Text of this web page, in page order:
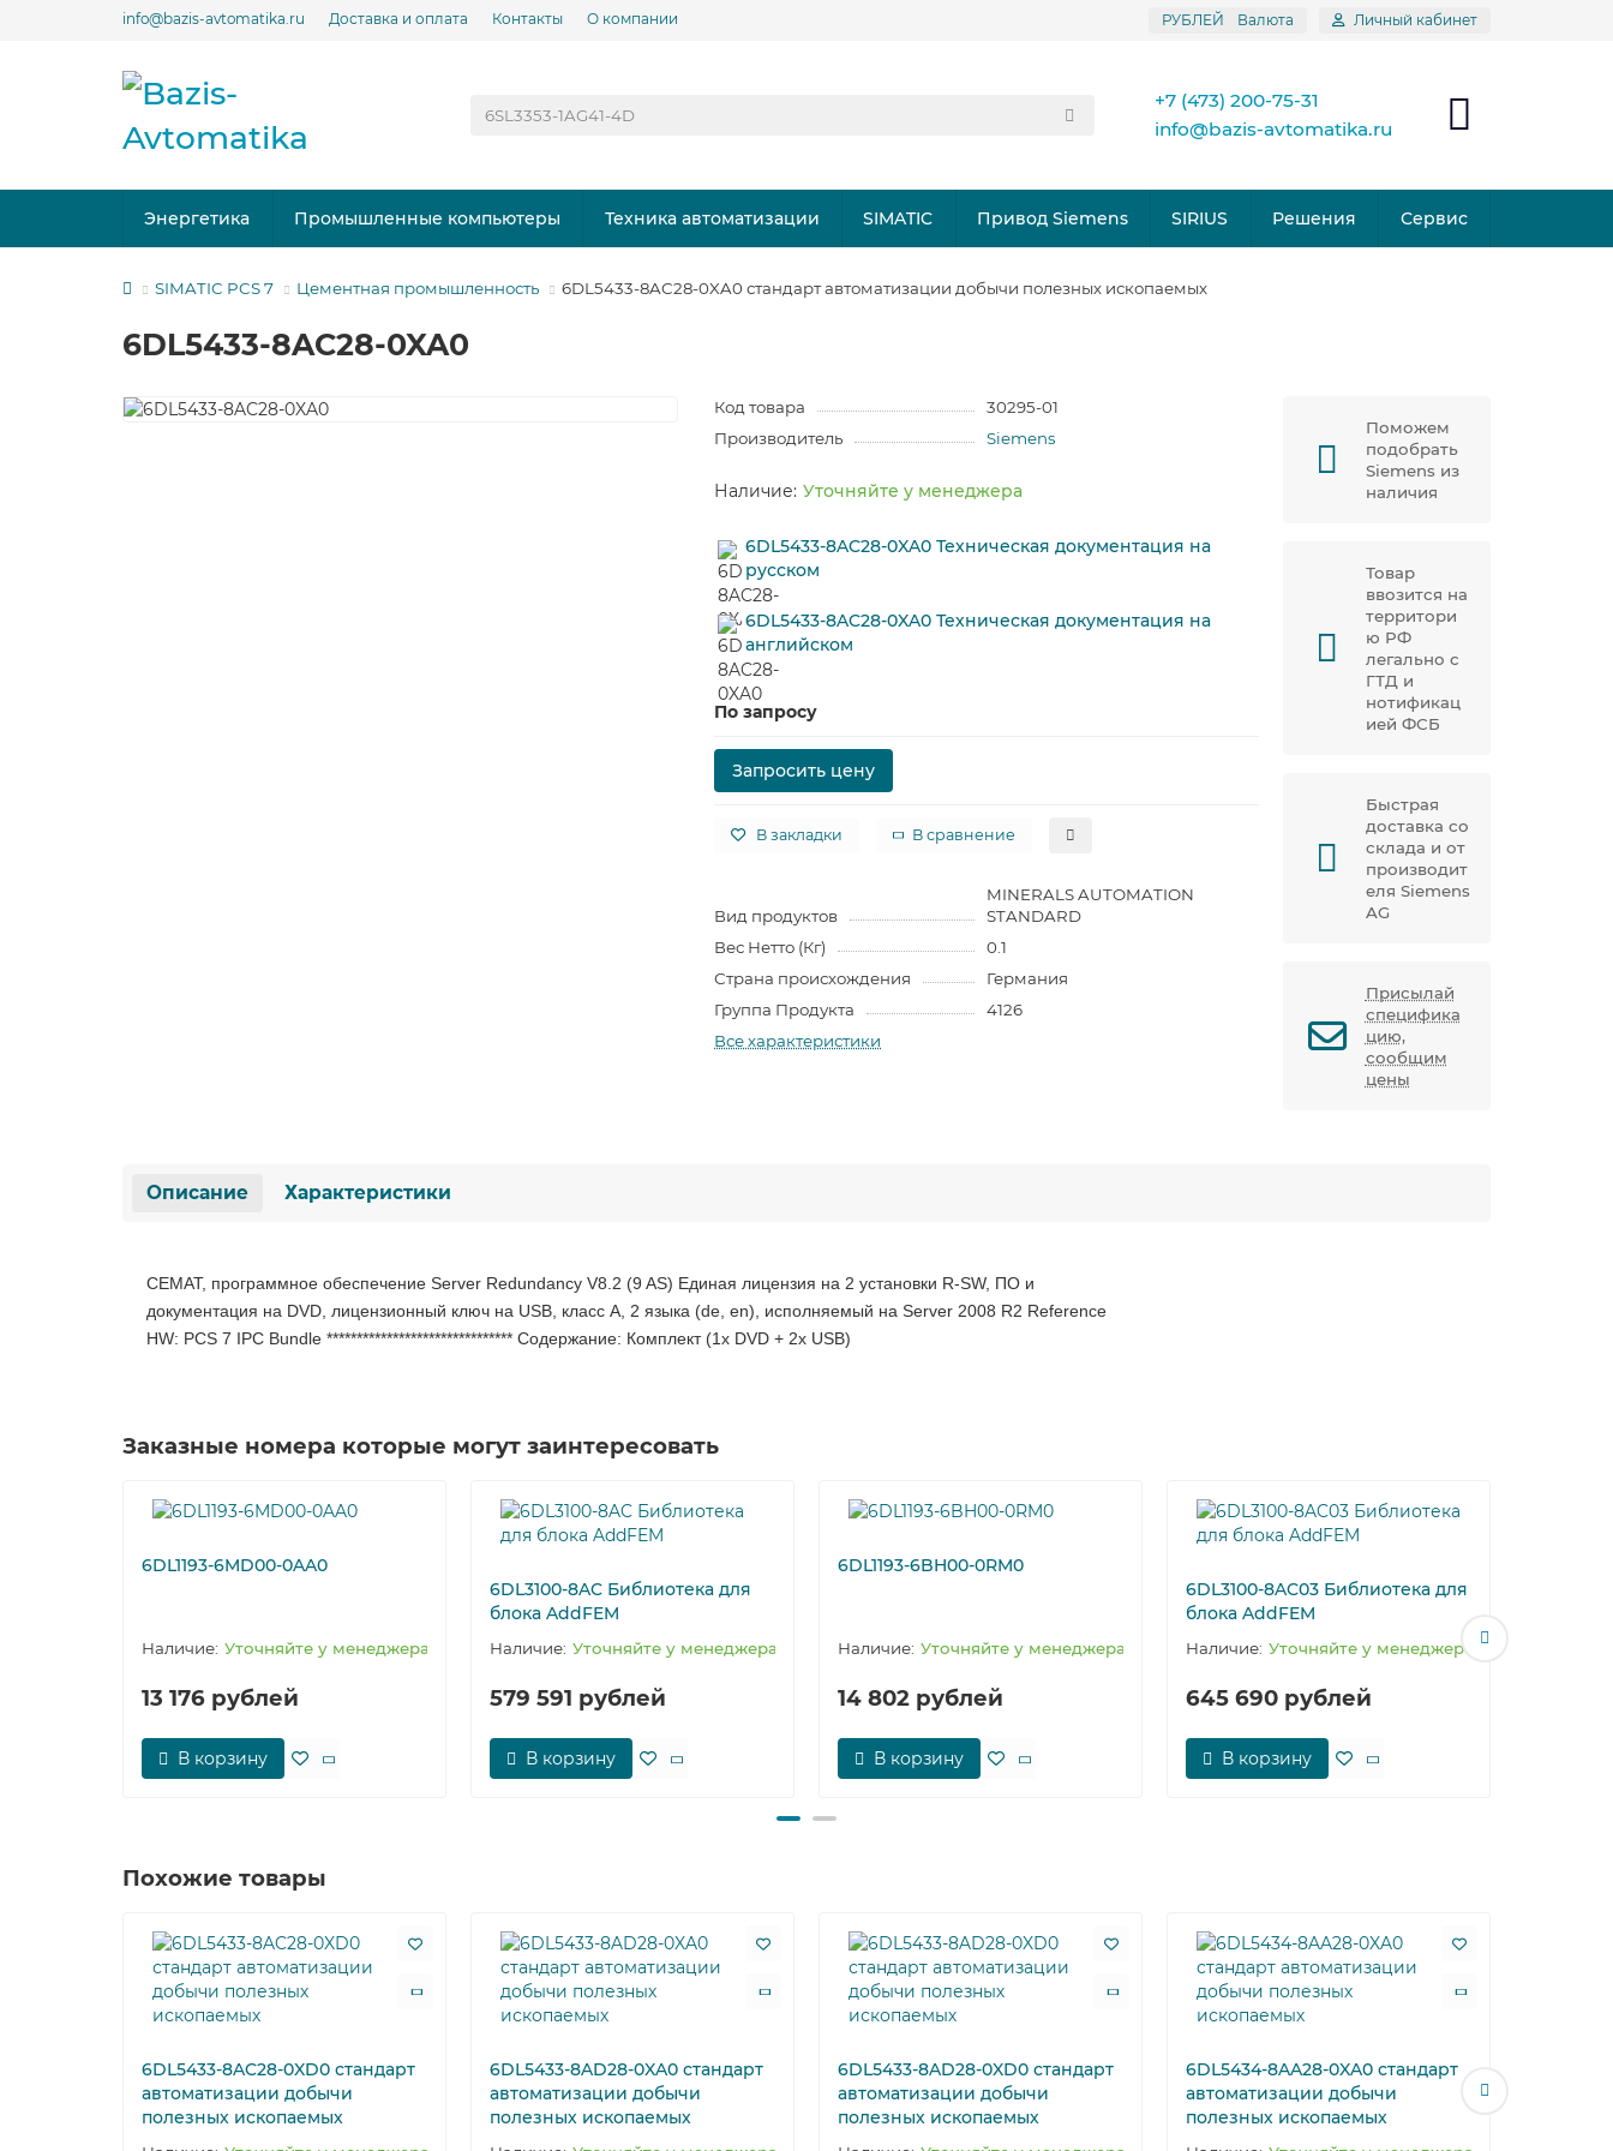
info@bazis-avtomatika.ru Доставка и оплата Контакты О компании РУБЛЕЙ Валюта Личный кабинет
+7 (473) 200-75-31
info@bazis-avtomatika.ru
Энергетика Промышленные компьютеры Техника автоматизации SIMATIC Привод Siemens SIRIUS Решения Сервис
SIMATIC PCS 7 Цементная промышленность 6DL5433-8AC28-0XA0 стандарт автоматизации добычи полезных ископаемых
6DL5433-8AC28-0XA0
Код товара
30295-01
Производитель
Siemens
Уточняйте у менеджера
6DL5433-8AC28-0XA0 Техническая документация на
русском
6DL5433-8AC28-0XA0 Техническая документация на
английском
По запросу
Запросить цену
В закладки В сравнение
Вид продуктов
MINERALS AUTOMATION
STANDARD
Вес Нетто (Кг)
0.1
Страна происхождения
Германия
Группа Продукта
4126
Все характеристики
Поможем
подобрать
Siemens из
наличия
Товар
ввозится на
территори
ю РФ
легально с
ГТД и
нотификац
ией ФСБ
Быстрая
доставка со
склада и от
производит
еля Siemens
AG
Присылай
специфика
цию,
сообщим
цены
Описание Характеристики
CEMAT, программное обеспечение Server Redundancy V8.2 (9 AS) Единая лицензия на 2 установки R-SW, ПО и
документация на DVD, лицензионный ключ на USB, класс A, 2 языка (de, en), исполняемый на Server 2008 R2 Reference
HW: PCS 7 IPC Bundle ******************************* Содержание: Комплект (1х DVD + 2х USB)
Заказные номера которые могут заинтересовать
6DL1193-6MD00-0AA0
Уточняйте у менеджера
13 176 рублей
В корзину
6DL3100-8AC Библиотека для
блока AddFEM
Уточняйте у менеджера
579 591 рублей
В корзину
6DL1193-6BH00-0RM0
Уточняйте у менеджера
14 802 рублей
В корзину
6DL3100-8AC03 Библиотека для
блока AddFEM
Уточняйте у менеджера
645 690 рублей
В корзину
Похожие товары
6DL5433-8AC28-0XD0 стандарт
автоматизации добычи
полезных ископаемых
6DL5433-8AD28-0XA0 стандарт
автоматизации добычи
полезных ископаемых
6DL5433-8AD28-0XD0 стандарт
автоматизации добычи
полезных ископаемых
6DL5434-8AA28-0XA0 стандарт
автоматизации добычи
полезных ископаемых